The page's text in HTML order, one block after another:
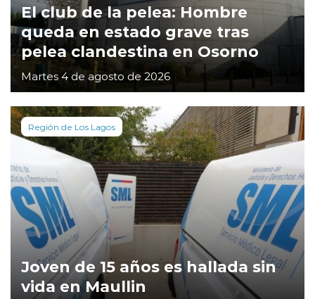
El club de la pelea: Hombre
queda en estado grave tras
pelea clandestina en Osorno
Martes 4 de agosto de 2026
Región de Los Lagos
Joven de 15 años es hallada sin
vida en Maullin